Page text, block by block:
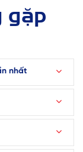
gặp
nhất